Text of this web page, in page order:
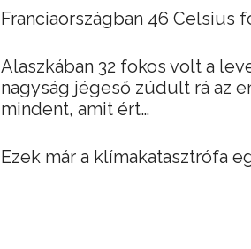
Franciaországban 46 Celsius
Alaszkában 32 fokos volt a
nagyság jégeső zúdult rá az
mindent, amit ért…
Ezek már a klímakatasztrófa